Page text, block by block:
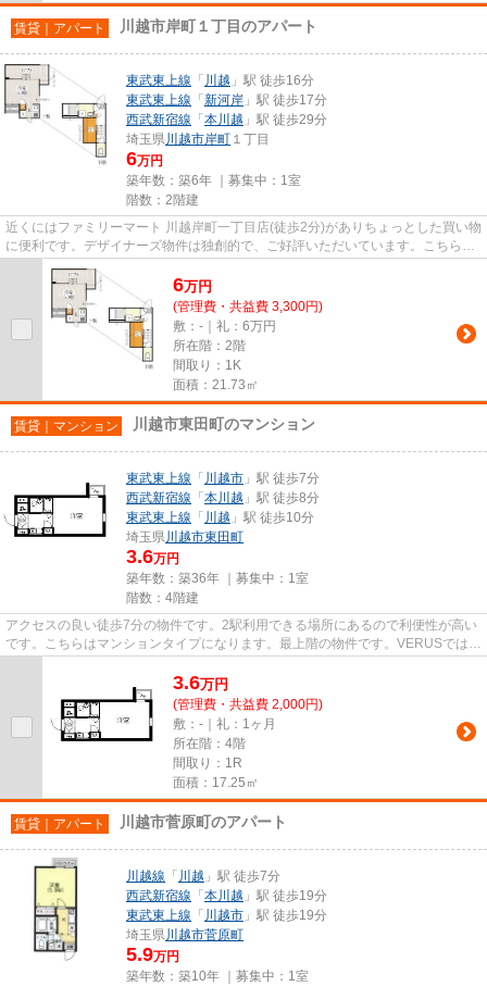
賃貸｜アパート 川越市岸町１丁目のアパート
東武東上線 「 川越 」駅 徒歩16分
東武東上線 「 新河岸 」駅 徒歩17分
西武新宿線 「 本川越 」駅 徒歩29分
埼玉県川越市岸町 １丁目
6万円
築年数：築6年 ｜募集中： 1室
階数：2階建
近くにはファミリーマート 川越岸町一丁目店(徒歩2分)がありちょっとした買い物
に便利です。デザイナーズ物件は独創的で、ご好評いただいています。こちらの
6万円
(管理費・共益費 3,300円)
敷：-｜礼：6万円
所在階：2階
間取り：1K
面積：21.73㎡
賃貸｜マンション 川越市東田町のマンション
東武東上線 「 川越市 」駅 徒歩7分
西武新宿線 「 本川越 」駅 徒歩8分
東武東上線 「 川越 」駅 徒歩10分
埼玉県川越市東田町
3.6万円
築年数：築36年 ｜募集中： 1室
階数：4階建
アクセスの良い徒歩7分の物件です。2駅利用できる場所にあるので利便性が高い
です。こちらはマンションタイプになります。最上階の物件です。VERUSでは、
3.6万円
(管理費・共益費 2,000円)
敷：-｜礼：1ヶ月
所在階：4階
間取り：1R
面積：17.25㎡
賃貸｜アパート 川越市菅原町のアパート
川越線 「 川越 」駅 徒歩7分
西武新宿線 「 本川越 」駅 徒歩19分
東武東上線 「 川越市 」駅 徒歩19分
埼玉県川越市菅原町
5.9万円
築年数：築10年 ｜募集中： 1室